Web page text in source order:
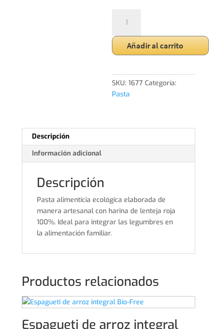
LENTEJA
ROJA
cantidadAñadir al carrito
SKU:1677 Categoría:
Pasta
Descripción
Información adicional
Descripción
Pasta alimenticia ecológica elaborada de
manera artesanal con harina de lenteja roja
100%. Ideal para integrar las legumbres en
la alimentación familiar.
Productos relacionados
Espagueti de arroz integral